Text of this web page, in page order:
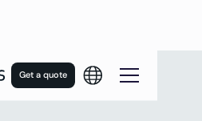
Get a quote